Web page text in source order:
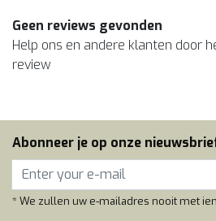
Geen reviews gevonden
Help ons en andere klanten door
review
Abonneer je op onze
* We zullen uw e-mailadres nooit met